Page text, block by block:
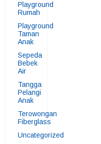
Playground
Rumah
Playground
Taman
Anak
Sepeda
Bebek
Air
Tangga
Pelangi
Anak
Terowongan
Fiberglass
Uncategorized